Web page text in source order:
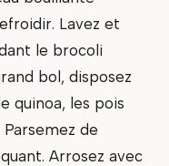
Lavez et
le brocoli
bol, disposez
quinoa, les pois
de
Arrosez avec